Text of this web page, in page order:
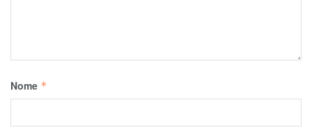
Nome *